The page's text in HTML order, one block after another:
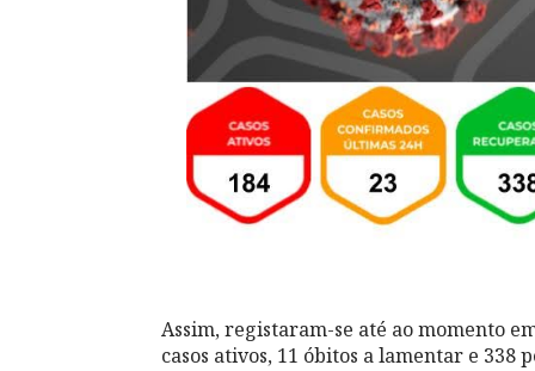
Assim, registaram-se até ao momento
casos ativos, 11 óbitos a lamentar e 338